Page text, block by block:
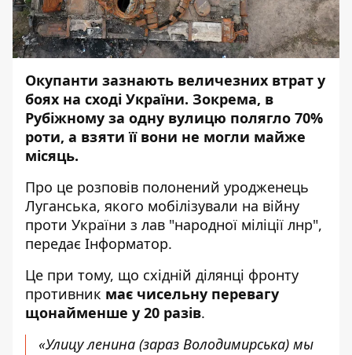
Окупанти зазнають величезних втрат у
боях на сході України. Зокрема, в
Рубіжному за одну вулицю полягло 70%
роти, а взяти її вони не могли майже
місяць.
Про це розповів полонений уродженець
Луганська, якого мобілізували на війну
проти України з лав "народної міліції лнр",
передає Інформатор.
Це при тому, що східній ділянці фронту
противник має чисельну перевагу
щонайменше у 20 разів.
«Улицу ленина (зараз Володимирська) мы